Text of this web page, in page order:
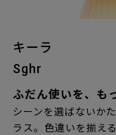
キーラ
Sghr
ふだん使いを、も
シーンを選ばないか
ラス。色違いを揃え